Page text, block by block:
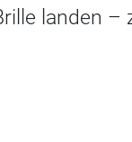
landen